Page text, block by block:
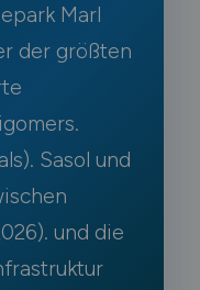
Marl
der größten
Sasol und
und die